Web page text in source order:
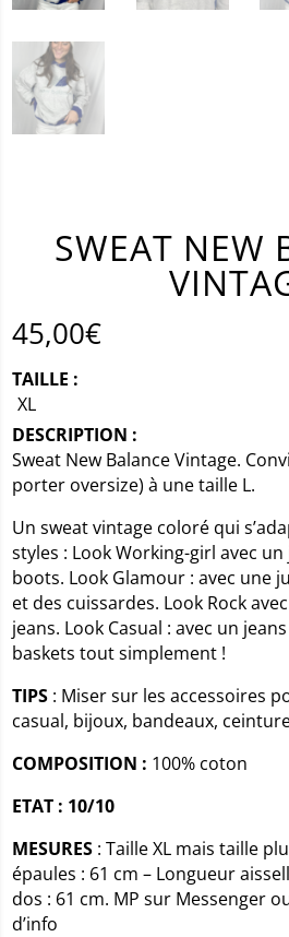
SWEAT NEW
45,00€
TAILLE :
XL
DESCRIPTION :
Sweat New Balance Vintage.
porter oversize) à une taille L.
Un sweat vintage coloré qui
styles : Look Working-girl avec
boots. Look Glamour : avec une
et des cuissardes. Look Rock
jeans. Look Casual : avec un
baskets tout simplement !
TIPS : Miser sur les accessoires
casual, bijoux, bandeaux,
COMPOSITION : 100% coton
ETAT : 10/10
MESURES : Taille XL mais taille
épaules : 61 cm – Longueur
dos : 61 cm. MP sur Messenger
d’info